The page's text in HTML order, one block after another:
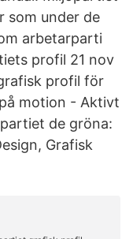
som under de
arbetarparti
profil 21 nov
profil för
motion - Aktivt
de gröna:
Grafisk